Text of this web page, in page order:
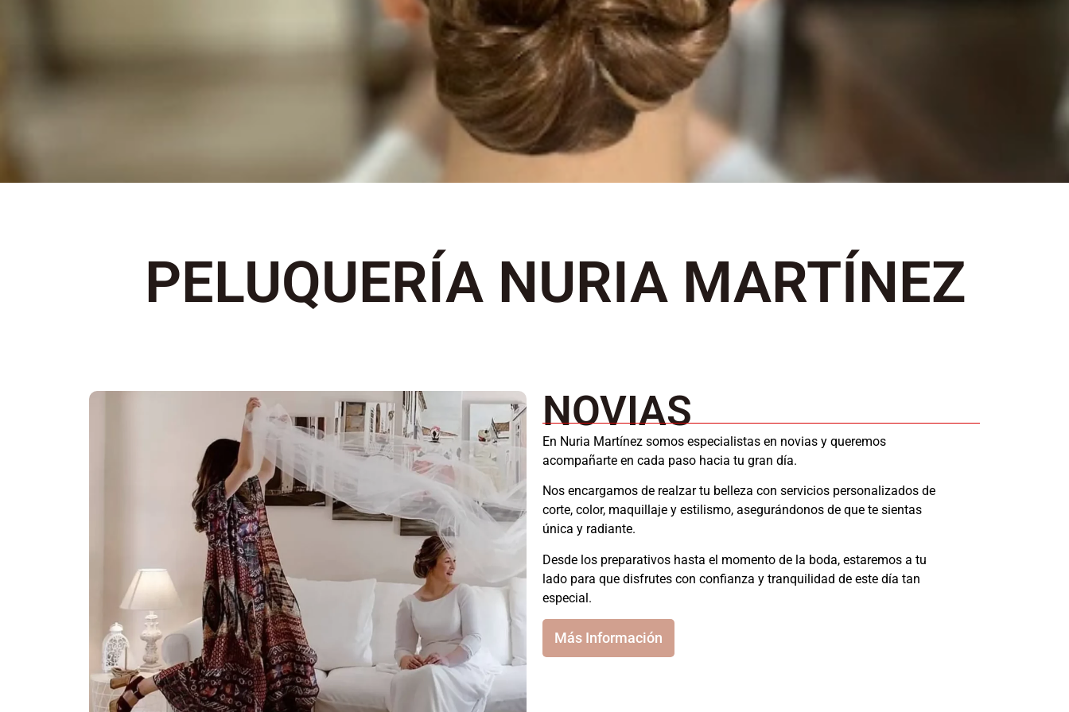
RECOGIDOS
PELUQUERÍA NURIA MARTÍNEZ
NOVIAS
En Nuria Martínez somos especialistas en novias y queremos
acompañarte en cada paso hacia tu gran día.
Nos encargamos de realzar tu belleza con servicios personalizados de
corte, color, maquillaje y estilismo, asegurándonos de que te sientas
única y radiante.
Desde los preparativos hasta el momento de la boda, estaremos a tu
lado para que disfrutes con confianza y tranquilidad de este día tan
especial.
Más Información